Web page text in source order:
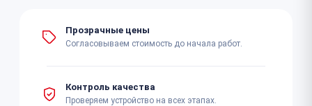
Прозрачные цены
Согласовываем стоимость до начала работ.
Контроль качества
Проверяем устройство на всех этапах.